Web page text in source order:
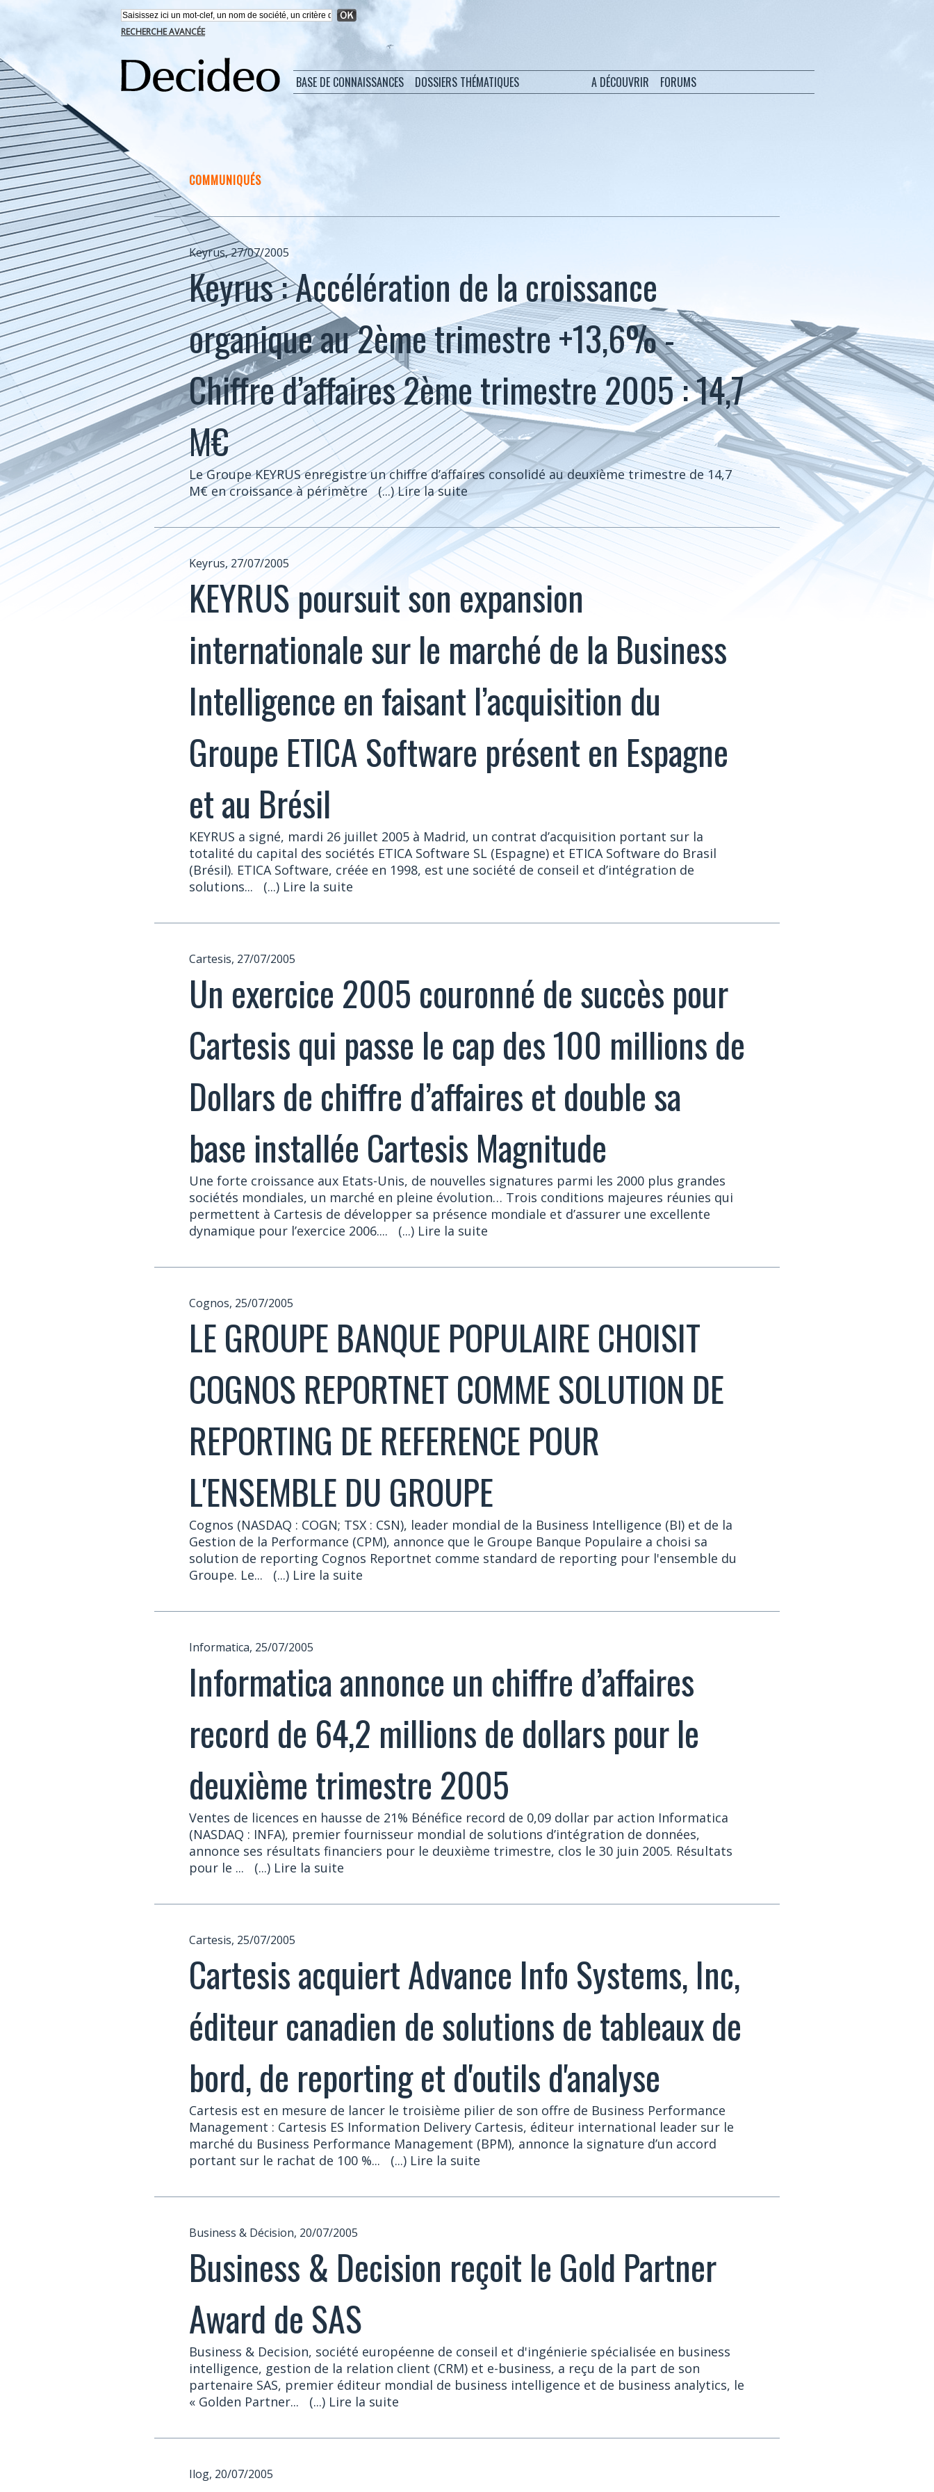
RECHERCHE AVANCÉE
BASE DE CONNAISSANCES DOSSIERS THÉMATIQUES A DÉCOUVRIR FORUMS
COMMUNIQUÉS
Keyrus, 27/07/2005
Keyrus : Accélération de la croissance
organique au 2ème trimestre +13,6% -
Chiffre d’affaires 2ème trimestre 2005 : 14,7
M€
Le Groupe KEYRUS enregistre un chiffre d’affaires consolidé au deuxième trimestre de 14,7
M€ en croissance à périmètre
(...) Lire la suite
Keyrus, 27/07/2005
KEYRUS poursuit son expansion
internationale sur le marché de la Business
Intelligence en faisant l’acquisition du
Groupe ETICA Software présent en Espagne
et au Brésil
KEYRUS a signé, mardi 26 juillet 2005 à Madrid, un contrat d’acquisition portant sur la
totalité du capital des sociétés ETICA Software SL (Espagne) et ETICA Software do Brasil
(Brésil). ETICA Software, créée en 1998, est une société de conseil et d’intégration de
solutions...
(...) Lire la suite
Cartesis, 27/07/2005
Un exercice 2005 couronné de succès pour
Cartesis qui passe le cap des 100 millions de
Dollars de chiffre d’affaires et double sa
base installée Cartesis Magnitude
Une forte croissance aux Etats-Unis, de nouvelles signatures parmi les 2000 plus grandes
sociétés mondiales, un marché en pleine évolution… Trois conditions majeures réunies qui
permettent à Cartesis de développer sa présence mondiale et d’assurer une excellente
dynamique pour l’exercice 2006....
(...) Lire la suite
Cognos, 25/07/2005
LE GROUPE BANQUE POPULAIRE CHOISIT
COGNOS REPORTNET COMME SOLUTION DE
REPORTING DE REFERENCE POUR
L'ENSEMBLE DU GROUPE
Cognos (NASDAQ : COGN; TSX : CSN), leader mondial de la Business Intelligence (BI) et de la
Gestion de la Performance (CPM), annonce que le Groupe Banque Populaire a choisi sa
solution de reporting Cognos Reportnet comme standard de reporting pour l'ensemble du
Groupe. Le...
(...) Lire la suite
Informatica, 25/07/2005
Informatica annonce un chiffre d’affaires
record de 64,2 millions de dollars pour le
deuxième trimestre 2005
Ventes de licences en hausse de 21% Bénéfice record de 0,09 dollar par action Informatica
(NASDAQ : INFA), premier fournisseur mondial de solutions d’intégration de données,
annonce ses résultats financiers pour le deuxième trimestre, clos le 30 juin 2005. Résultats
pour le ...
(...) Lire la suite
Cartesis, 25/07/2005
Cartesis acquiert Advance Info Systems, Inc,
éditeur canadien de solutions de tableaux de
bord, de reporting et d'outils d'analyse
Cartesis est en mesure de lancer le troisième pilier de son offre de Business Performance
Management : Cartesis ES Information Delivery Cartesis, éditeur international leader sur le
marché du Business Performance Management (BPM), annonce la signature d’un accord
portant sur le rachat de 100 %...
(...) Lire la suite
Business & Décision, 20/07/2005
Business & Decision reçoit le Gold Partner
Award de SAS
Business & Decision, société européenne de conseil et d'ingénierie spécialisée en business
intelligence, gestion de la relation client (CRM) et e-business, a reçu de la part de son
partenaire SAS, premier éditeur mondial de business intelligence et de business analytics, le
« Golden Partner...
(...) Lire la suite
Ilog, 20/07/2005